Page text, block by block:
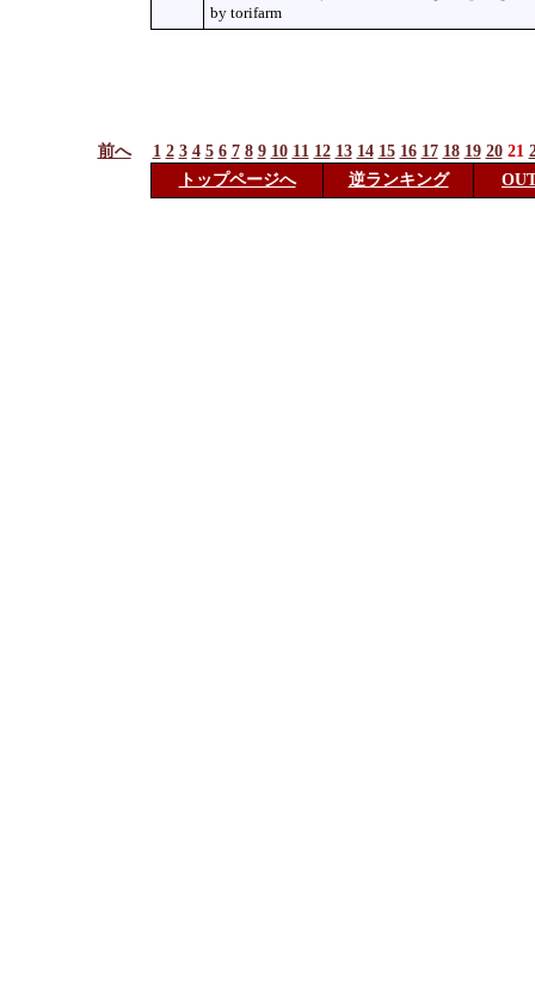
by torifarm
前へ 1 2 3 4 5 6 7 8 9 10 11 12 13 14 15 16 17 18 19 20 21
トップページへ
逆ランキング